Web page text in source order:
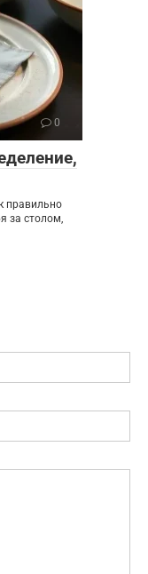
0
правильно
за столом,